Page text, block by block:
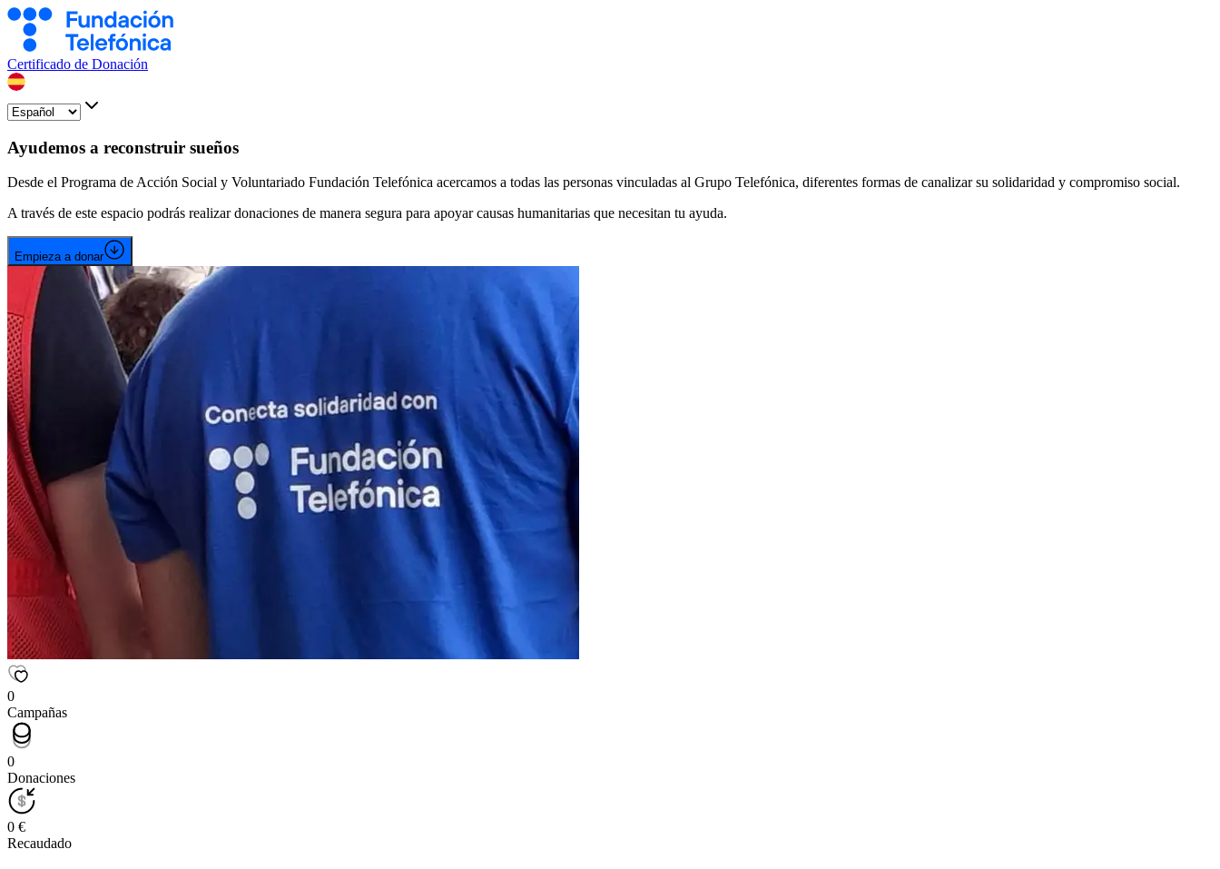
Certificado de Donación
Ayudemos a reconstruir sueños
Desde el Programa de Acción Social y Voluntariado Fundación Telefónica acercamos a todas las personas vinculadas al Grupo Telefónica, diferentes formas de canalizar su solidaridad y compromiso social.
A través de este espacio podrás realizar donaciones de manera segura para apoyar causas humanitarias que necesitan tu ayuda.
Empieza a donar
0
Campañas
0
Donaciones
0 €
Recaudado